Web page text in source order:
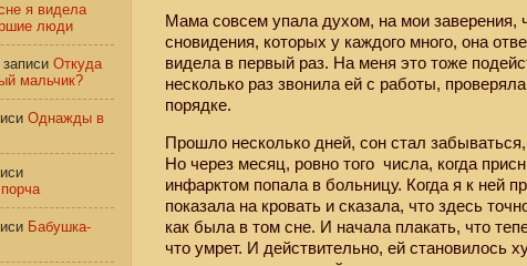
Мама совсем упала духом, на мои заверения,
сновидения, которых у каждого много, она
видела в первый раз. На меня это тоже
несколько раз звонила ей с работы,
порядке.
Прошло несколько дней, сон стал
Но через месяц, ровно того числа, когда
инфарктом попала в больницу. Когда я к ней
показала на кровать и сказала, что здесь
как была в том сне. И начала плакать, что
что умрет. И действительно, ей становилось
я видела
люди
записи Откуда
мальчик?
Однажды в
Бабушка-